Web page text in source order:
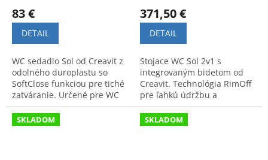
83 €
DETAIL
WC sedadlo Sol od Creavit z
odolného duroplastu so
SoftClose funkciou pre tiché
zatváranie. Určené pre WC
SO3641. Moderný dizajn a
vysoká odolnosť.
371,50 €
DETAIL
Stojace WC Sol 2v1 s
integrovaným bidetom od
Creavit. Technológia RimOff
pre ľahkú údržbu a
univerzálny UNI odpad.
Elegantné riešenie pre
modernú kúpeľňu.
SKLADOM SKLADOM